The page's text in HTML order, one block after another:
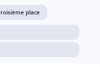
place